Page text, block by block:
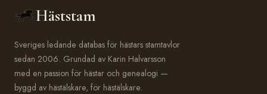
Häststam
Sveriges ledande databas för hästars stamtavlor
sedan 2006. Grundad av Karin Halvarsson
med en passion för hästar och genealogi —
byggd av hästälskare, för hästälskare.